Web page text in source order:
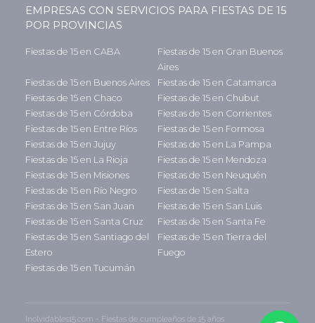
EMPRESAS CON SERVICIOS PARA FIESTAS DE 15
POR PROVINCIAS
Fiestas de 15 en CABA
Fiestas de 15 en Gran Buenos
Aires
Fiestas de 15 en Buenos Aires
Fiestas de 15 en Catamarca
Fiestas de 15 en Chaco
Fiestas de 15 en Chubut
Fiestas de 15 en Córdoba
Fiestas de 15 en Corrientes
Fiestas de 15 en Entre Ríos
Fiestas de 15 en Formosa
Fiestas de 15 en Jujuy
Fiestas de 15 en La Pampa
Fiestas de 15 en La Rioja
Fiestas de 15 en Mendoza
Fiestas de 15 en Misiones
Fiestas de 15 en Neuquén
Fiestas de 15 en Río Negro
Fiestas de 15 en Salta
Fiestas de 15 en San Juan
Fiestas de 15 en San Luis
Fiestas de 15 en Santa Cruz
Fiestas de 15 en Santa Fe
Fiestas de 15 en Santiago del
Estero
Fiestas de 15 en Tierra del
Fuego
Fiestas de 15 en Tucumán
Inolvidables15.com - Fiestas de cumpleaños de 15 años